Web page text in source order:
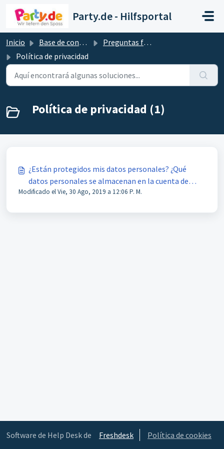
Party.de - Hilfsportal
Inicio Base de conocimientos
Preguntas frecuentes
Política de privacidad
Política de privacidad (1)
¿Están protegidos mis datos personales? ¿Qué
datos personales se almacenan en la cuenta de
cliente?
Modificado el Vie, 30 Ago, 2019 a 12:06 P. M.
Software de Help Desk de Freshdesk Política de cookies